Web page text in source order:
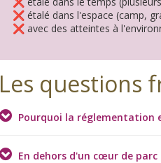
❌ étalé dans l'espace (camp,
❌ avec des atteintes à
Les questions
Pourquoi la réglementation
En dehors d'un cœur de